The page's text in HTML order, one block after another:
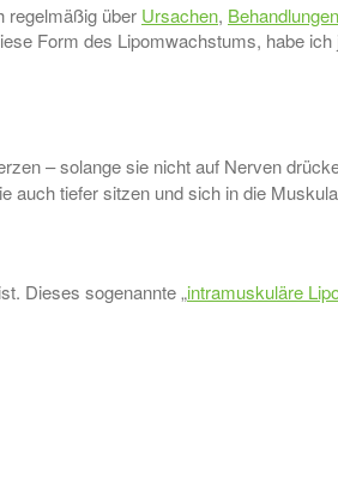
regelmäßig über Ursachen, Behandlungen
Form des Lipomwachstums, habe
– solange sie nicht auf Nerven
auch tiefer sitzen und sich in die
Dieses sogenannte „intramuskuläre